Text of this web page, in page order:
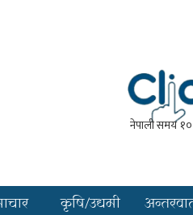
कृषि/उद्यमी